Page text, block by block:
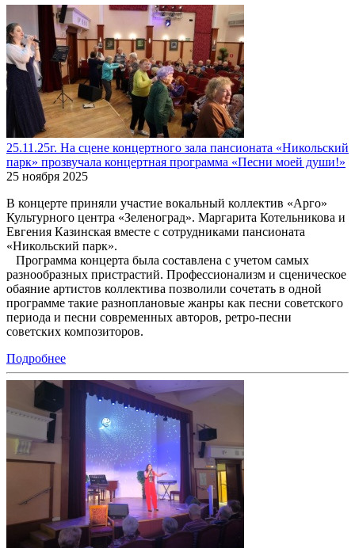
25.11.25г. На сцене концертного зала пансионата «Никольский
парк» прозвучала концертная программа «Песни моей души!»
25 ноября 2025
В концерте приняли участие вокальный коллектив «Арго»
Культурного центра «Зеленоград». Маргарита Котельникова и
Евгения Казинская вместе с сотрудниками пансионата
«Никольский парк».
Программа концерта была составлена с учетом самых
разнообразных пристрастий. Профессионализм и сценическое
обаяние артистов коллектива позволили сочетать в одной
программе такие разноплановые жанры как песни советского
периода и песни современных авторов, ретро-песни
советских композиторов.
Подробнее